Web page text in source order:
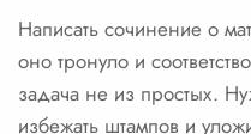
Написать сочинение о
оно тронуло и
задача не из простых.
избежать штампов и